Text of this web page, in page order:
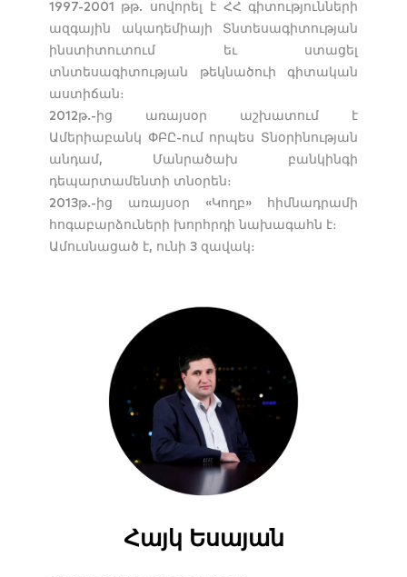
1997-2001 թթ. սովորել է ՀՀ գիտությունների
ազգային ակադեմիայի Տնտեսագիտության
ինստիտուտում եւ ստացել
տնտեսագիտության թեկնածուի գիտական
աստիճան։
2012թ.-ից առայսօր աշխատում է
Ամերիաբանկ ՓԲԸ-ում որպես Տնօրինության
անդամ, Մանրածախ բանկինգի
դեպարտամենտի տնօրեն։
2013թ.-ից առայսօր «Կողբ» հիմնադրամի
հոգաբարձուների խորհրդի նախագահն է։
Ամուսնացած է, ունի 3 զավակ։
Հայկ Եսայան